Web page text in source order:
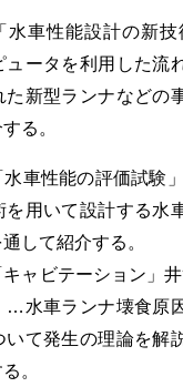
車性能設計の新技
ュータを利用した流
た新型ランナなどの
る。
車性能の評価試験
用いて設計する水
して紹介する。
ャビテーション」
…水車ランナ壊食原
て発生の理論を解
。